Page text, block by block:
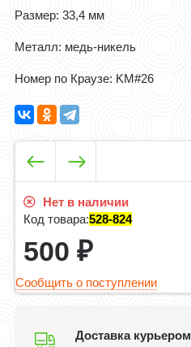
Размер: 33,4 мм
Металл: медь-никель
Номер по Краузе: KM#26
Нет в наличии
Код товара:528-824
500₽
Сообщить о поступлении
Доставка курьером